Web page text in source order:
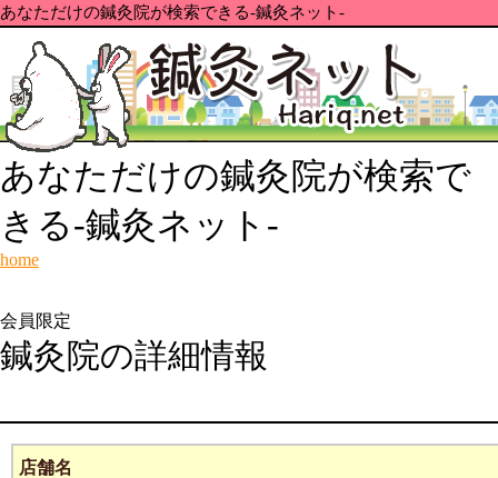
あなただけの鍼灸院が検索できる-鍼灸ネット-
あなただけの鍼灸院が検索で
きる-鍼灸ネット-
home
会員限定
鍼灸院の詳細情報
店舗名